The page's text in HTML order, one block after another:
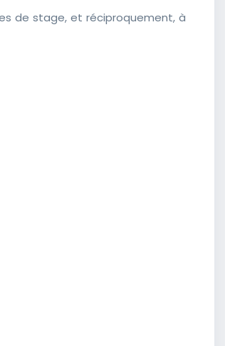
de stage, et réciproquement, à